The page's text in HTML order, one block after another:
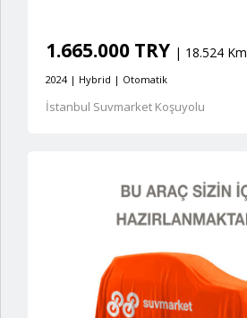
1.665.000 TRY | 18.524 Km
2024 | Hybrid | Otomatik
İstanbul Suvmarket Koşuyolu